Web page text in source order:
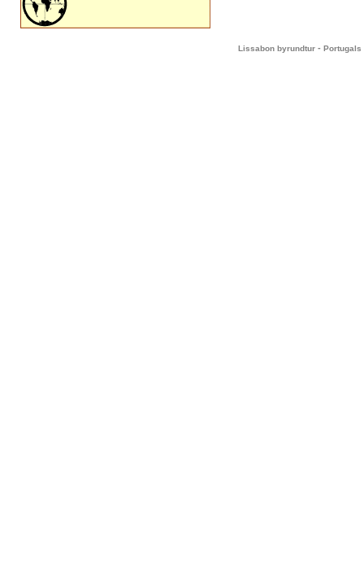
Lissabon byrundtur - Portugals